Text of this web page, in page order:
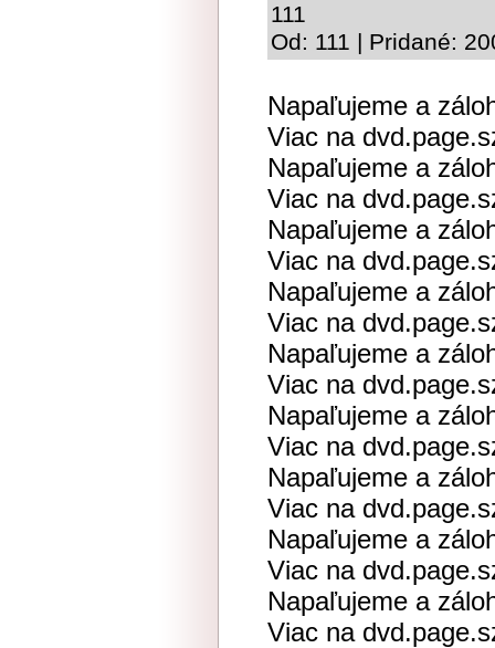
111
Od: 111 | Pridané:
Napaľujeme a
Viac na
Napaľujeme a
Viac na
Napaľujeme a
Viac na
Napaľujeme a
Viac na
Napaľujeme a
Viac na
Napaľujeme a
Viac na
Napaľujeme a
Viac na
Napaľujeme a
Viac na
Napaľujeme a
Viac na